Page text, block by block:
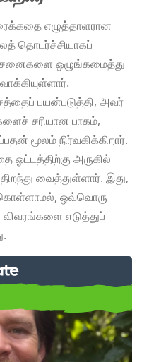
எழுத்தாளரான
தொடர்ச்சியாகப்
ஒழுங்கமைத்து
பயன்படுத்தி, அவர்
சரியான பாகம்,
மூலம் நிர்வகிக்கிறார்.
ஓட்டத்திற்கு அருகில்
வைத்துள்ளார். இது,
ஒவ்வொரு
எடுத்துப்
ஜானி ஒயிட்